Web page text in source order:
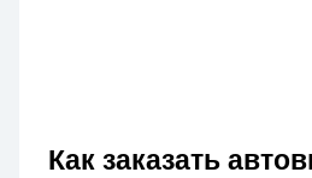
Как заказать